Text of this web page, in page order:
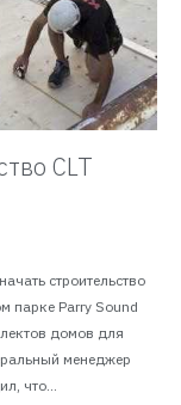
CLT
строительство
парке Parry Sound
домов для
менеджер
что...